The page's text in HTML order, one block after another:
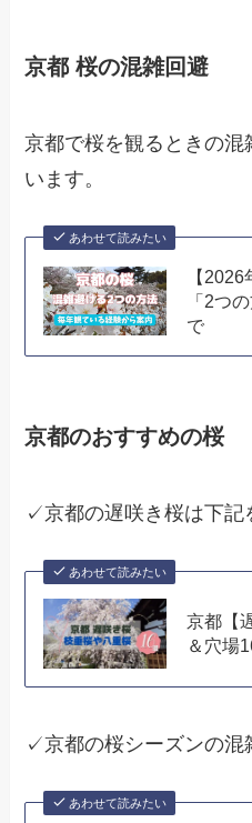
京都 桜の混雑回避
京都で桜を観るときの
います。
あわせて読みたい
【
「2つ
で
京都のおすすめの桜
✓京都の遅咲き桜は下記
あわせて読みたい
京都【
＆穴場
✓京都の桜シーズンの混
あわせて読みたい